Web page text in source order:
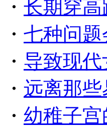
・ 长期穿
・ 七种问
・ 导致现
・ 远离那
・ 幼稚子